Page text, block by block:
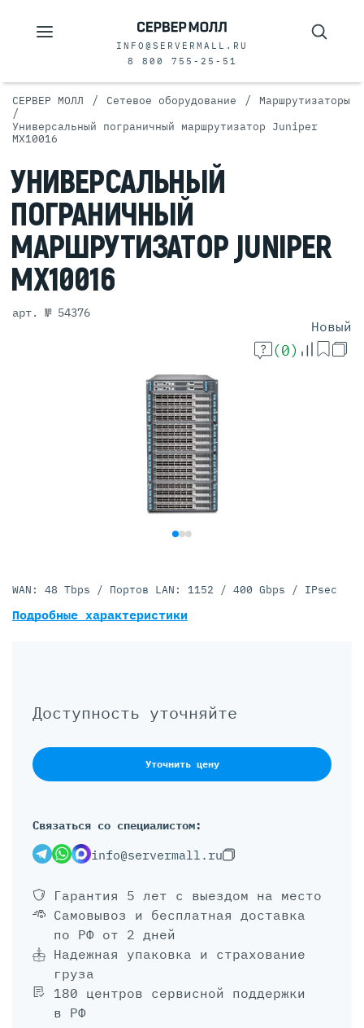
INFO@SERVERMALL.RU
8 800 755-25-51
СЕРВЕР МОЛЛ / Сетевое оборудование / Маршрутизаторы
/
Универсальный пограничный маршрутизатор Juniper
MX10016
УНИВЕРСАЛЬНЫЙ
ПОГРАНИЧНЫЙ
МАРШРУТИЗАТОРJUNIPER
MX10016
арт. № 54376
Новый
(0)
Доступность уточняйте
Уточнить цену
Связаться со специалистом:
info@servermall.ru
Гарантия 5 лет с выездом на место
Самовывоз и бесплатная доставка
по РФ от 2 дней
Надежная упаковка и страхование
груза
180 центров сервисной поддержки
в РФ
WAN: 48 Tbps / Портов LAN: 1152 / 400 Gbps / IPsec
Подробные характеристики